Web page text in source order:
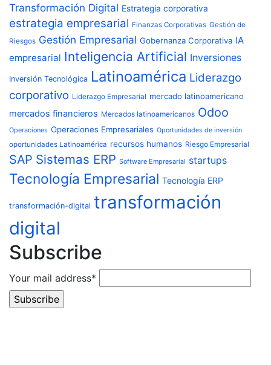
Transformación Digital Estrategia corporativa
estrategia empresarial Finanzas Corporativas Gestión de
Riesgos Gestión Empresarial Gobernanza Corporativa IA
empresarial Inteligencia Artificial Inversiones
Inversión Tecnológica Latinoamérica Liderazgo
corporativo Liderazgo Empresarial mercado latinoamericano
mercados financieros Mercados latinoamericanos Odoo
Operaciones Operaciones Empresariales Oportunidades de inversión
oportunidades Latinoamérica recursos humanos Riesgo Empresarial
SAP Sistemas ERP Software Empresarial startups
Tecnología Empresarial Tecnología ERP
transformación-digital transformación
digital
Subscribe
Your mail address*